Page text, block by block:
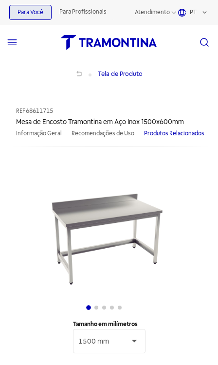
Para Você Para Profissionais Atendimento PT
Tela de Produto
REF68611715
Mesa de Encosto Tramontina em Aço Inox 1500x600mm
Informação Geral Recomendações de Uso Produtos Relacionados
Tamanho em milímetros
1500 mm